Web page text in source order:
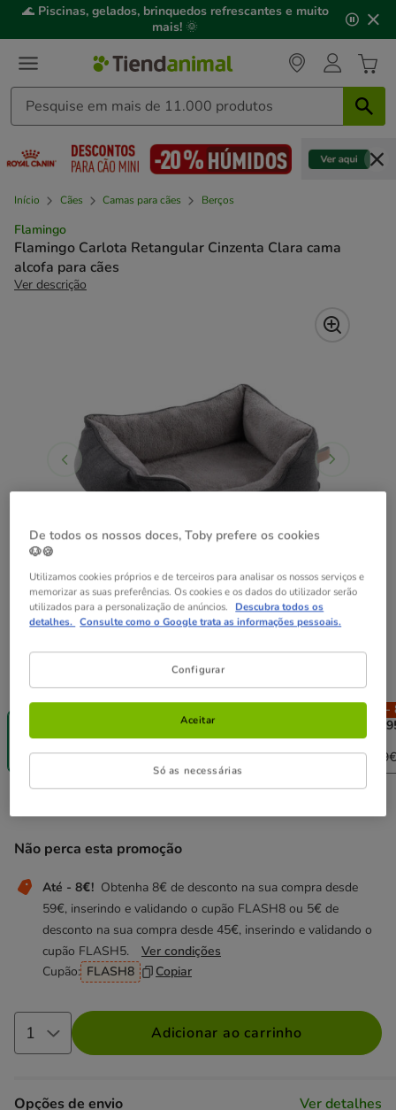
3,
mensagem,
🌊 Piscinas, gelados, brinquedos refrescantes e muito
mais! 🌞
Início Cães Camas para cães Berços
Flamingo
Flamingo Carlota Retangular Cinzenta Clara cama
alcofa para cães
Ver descrição
cm
Até - 8€!
69.99€
80 x 67 x 22
cm
115.99€
cm
159.99€
120 x
cm
Até -
Não perca esta promoção
Até - 8€! Obtenha 8€ de desconto na sua compra desde
59€, inserindo e validando o cupão FLASH8 ou 5€ de
desconto na sua compra desde 45€, inserindo e validando o
cupão FLASH5.
Ver condições
Cupão: FLASH8 Copiar
Adicionar ao carrinho
Opções de envio Ver detalhes
De todos os nossos doces, Toby prefere os cookies
🐶🍪
Utilizamos cookies próprios e de terceiros para analisar os nossos serviços e
memorizar as suas preferências. Os cookies e os dados do utilizador serão
utilizados para a personalização de anúncios. Descubra todos os
detalhes. Consulte como o Google trata as informações pessoais.
Configurar
Só as necessárias
Aceitar